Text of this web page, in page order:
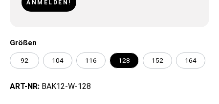
ANMELDEN!
Größen
92 104 116 128 152 164
ART-NR: BAK12-W-128